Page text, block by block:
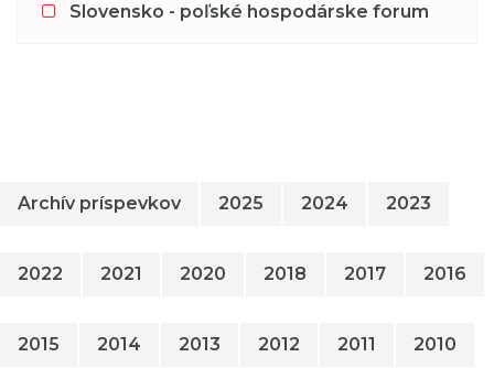
Slovensko - poľské hospodárske forum
Archív príspevkov 2025 2024 2023
2022 2021 2020 2018 2017 2016
2015 2014 2013 2012 2011 2010